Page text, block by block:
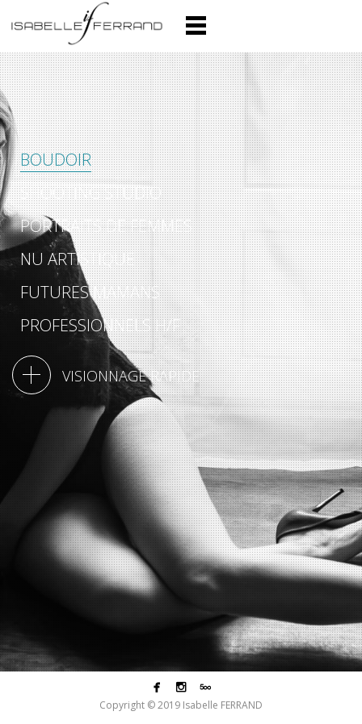
BOUDOIR
SHOOTING STUDIO
PORTRAITS DE FEMMES
NU ARTISTIQUE
FUTURES MAMANS
PROFESSIONNELS H/F
VISIONNAGE RAPIDE
  
Copyright © 2019 Isabelle FERRAND